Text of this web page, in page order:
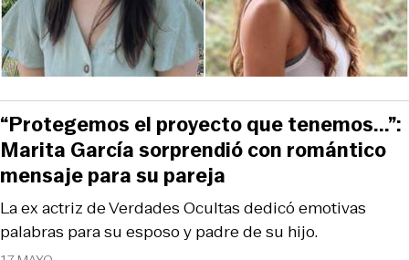
La ex actriz de Verdades Ocultas dedicó emotivas
palabras para su esposo y padre de su hijo.
“Protegemos el proyecto que tenemos...”:
Marita García sorprendió con romántico
mensaje para su pareja